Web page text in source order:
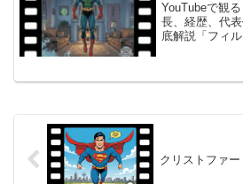
YouTubeで観
長、経歴、代
底解説「フィ
ビドラマ「ス
クリストファ